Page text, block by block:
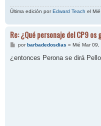
Última edición porEdward Teach el
Re: ¿Qué personaje del CP9 os
M
n
porbarbadedosdias » Mié Mar
¿entonces Perona se dirá